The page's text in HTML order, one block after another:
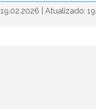
19.02.2026 Atualizado: